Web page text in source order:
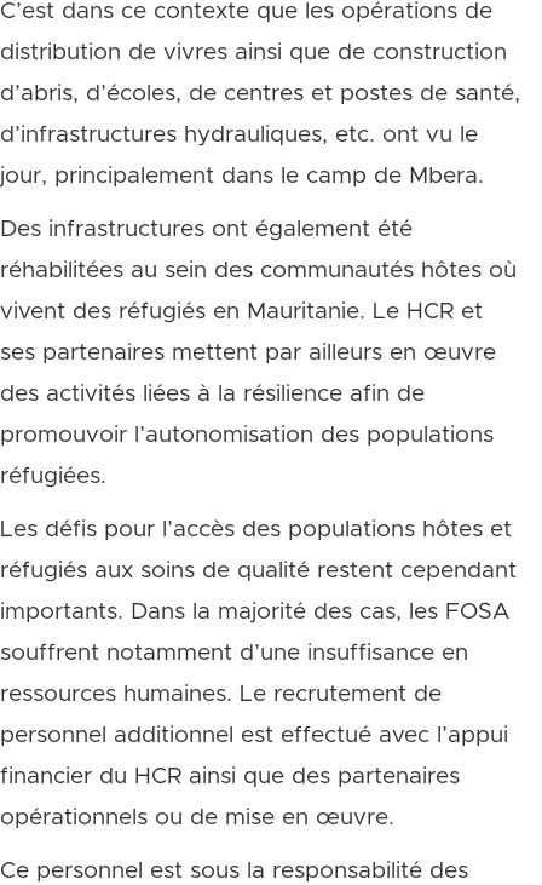
C’est dans ce contexte que les opérations de
distribution de vivres ainsi que de construction
d’abris, d’écoles, de centres et postes de santé,
d’infrastructures hydrauliques, etc. ont vu le
jour, principalement dans le camp de Mbera.
Des infrastructures ont également été
réhabilitées au sein des communautés hôtes où
vivent des réfugiés en Mauritanie. Le HCR et
ses partenaires mettent par ailleurs en œuvre
des activités liées à la résilience afin de
promouvoir l’autonomisation des populations
réfugiées.
Les défis pour l’accès des populations hôtes et
réfugiés aux soins de qualité restent cependant
importants. Dans la majorité des cas, les FOSA
souffrent notamment d’une insuffisance en
ressources humaines. Le recrutement de
personnel additionnel est effectué avec l’appui
financier du HCR ainsi que des partenaires
opérationnels ou de mise en œuvre.
Ce personnel est sous la responsabilité des